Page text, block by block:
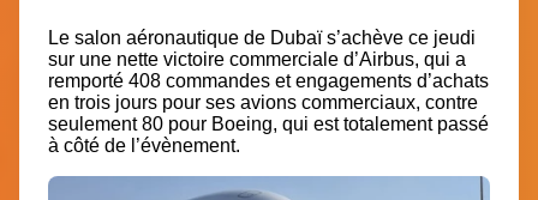
Le salon aéronautique de Dubaï s’achève ce jeudi
sur une nette victoire commerciale d’Airbus, qui a
remporté 408 commandes et engagements d’achats
en trois jours pour ses avions commerciaux, contre
seulement 80 pour Boeing, qui est totalement passé
à côté de l’évènement.